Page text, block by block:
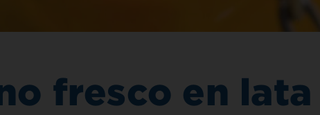
fresco en lata